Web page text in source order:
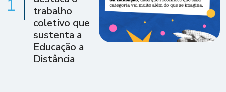
1
trabalho
coletivo que
sustenta a
Educação a
Distância